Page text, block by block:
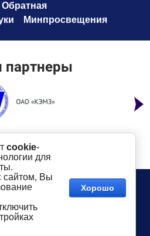
Обратная
Минпросвещения
партнеры
96-00
19
Дегтярева
сайта разрешается
Сайт создан в:
megagroup.ru
cookie-
для
сайтом, Вы
Хорошо